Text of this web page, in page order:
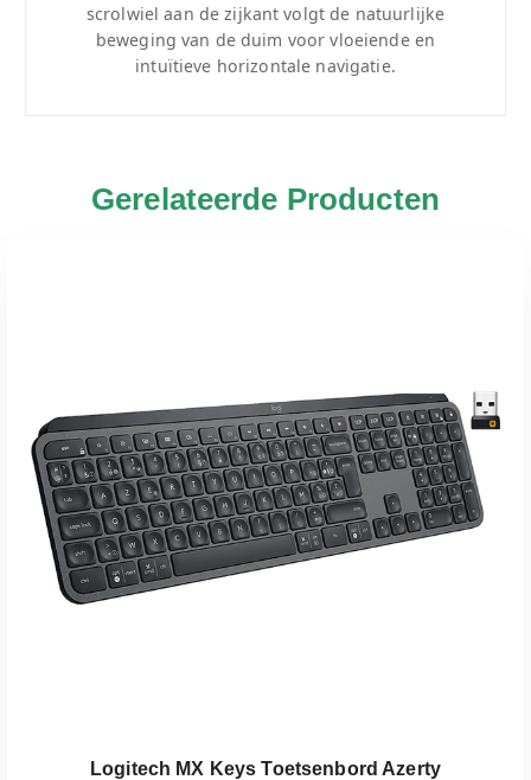
scrolwiel aan de zijkant volgt de natuurlijke
beweging van de duim voor vloeiende en
intuïtieve horizontale navigatie.
Gerelateerde Producten
Logitech MX Keys Toetsenbord Azerty